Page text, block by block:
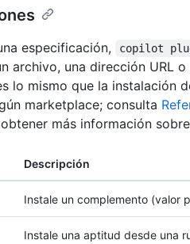
especificación, copilot
archivo, una dirección URL
lo mismo que la instalación
marketplace; consulta
más información
Descripción
Instale un complemento (valor
Instale una aptitud desde una